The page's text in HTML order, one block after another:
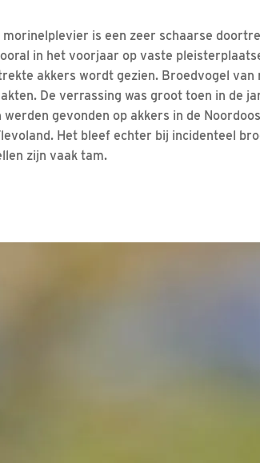
morinelplevier is een zeer schaarse
in het voorjaar op vaste
akkers wordt gezien. Broedvogel van
De verrassing was groot toen in de
werden gevonden op akkers in de
Het bleef echter bij incidenteel
zijn vaak tam.